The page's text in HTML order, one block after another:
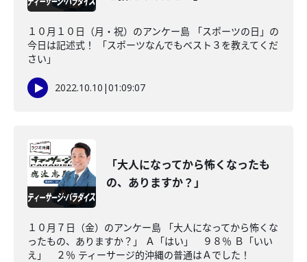
１０月１０日（月・祝）のアンケー島 「スポーツの日」の
今日は記述式！ 「スポーツなんでもベスト３を教えてくだ
さい」
2022.10.10 |01:09:07
「大人になってから怖くなったも
の、ありますか？」
１０月７日（金）のアンケー島 「大人になってから怖くな
ったもの、ありますか？」 Ａ「はい」 ９８％ Ｂ「いい
え」 ２％ ティーサージ的沖縄の普通はＡでした！